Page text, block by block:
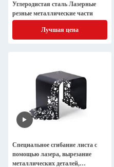
Углеродистая сталь Лазерные
резные металлические части
Лучшая цена
Специальное сгибание листа с
помощью лазера, вырезание
металлических деталей,